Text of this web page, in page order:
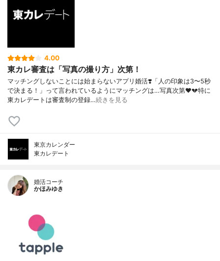
4.00
東カレ審査は「写真の撮り方」次第！
マッチングしないことには始まらないアプリ婚活❣️「人の印象は3〜5秒
で決まる！」って言われているようにマッチングは…写真次第❤️💔特に
東カレデートは審査制の登録…続きを見る
東京カレンダー
東カレデート
婚活コーチ
かほみゆき